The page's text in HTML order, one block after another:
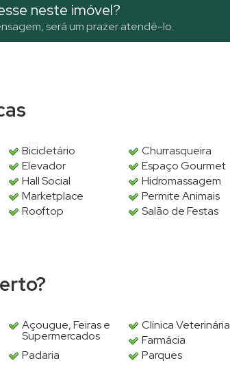
neste imóvel?
será um prazer atendê-lo.
Bicicletário Churrasqueira
Elevador Espaço Gourmet
Hall Social
Hidromassagem
Marketplace Permite Animais
Rooftop Salão de Festas
Açougue, Feiras e
Supermercados
Clínica Veterinária
Farmácia
Padaria Parques